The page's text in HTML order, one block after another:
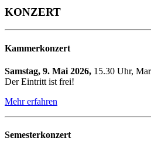
KONZERT
Kammerkonzert
Samstag, 9. Mai 2026, 15.30 Uhr,
Der Eintritt ist frei!
Mehr erfahren
Semesterkonzert